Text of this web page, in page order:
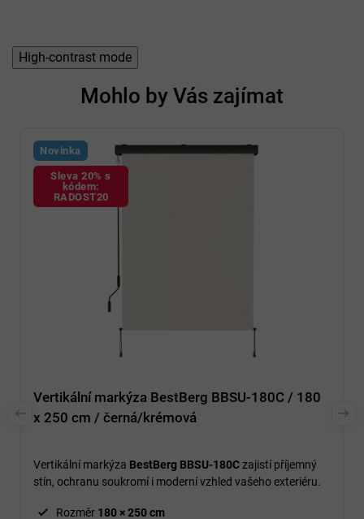
í
High-contrast mode
Mohlo by Vás zajímat
Novinka
Sleva 20% s
kódem:
RADOST20
Vertikální markýza BestBerg BBSU-180C / 180
x 250 cm / černá/krémová
Vertikální markýza BestBerg BBSU-180Czajistí příjemný
stín, ochranu soukromí i moderní vzhled vašeho exteriéru.
Rozměr 180 × 250 cm